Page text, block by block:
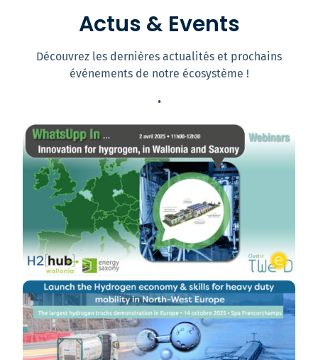
Actus & Events
Découvrez les dernières actualités et prochains
événements de notre écosystème !
•